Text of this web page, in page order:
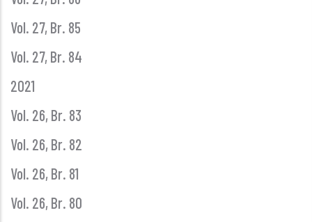
Vol. 27, Br. 85
Vol. 27, Br. 84
2021
Vol. 26, Br. 83
Vol. 26, Br. 82
Vol. 26, Br. 81
Vol. 26, Br. 80